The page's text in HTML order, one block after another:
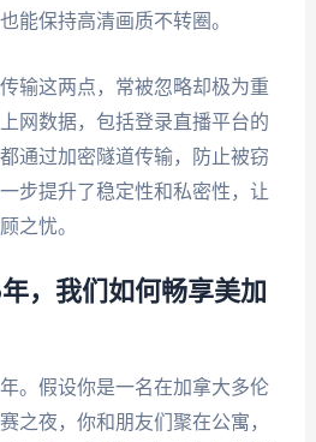
能保持高清画质不转圈。
输这两点，常被忽略却极为重
网数据，包括登录直播平台的
通过加密隧道传输，防止被窃
步提升了稳定性和私密性，让
之忧。
，我们如何畅享美加
。假设你是一名在加拿大多伦
之夜，你和朋友们聚在公寓，